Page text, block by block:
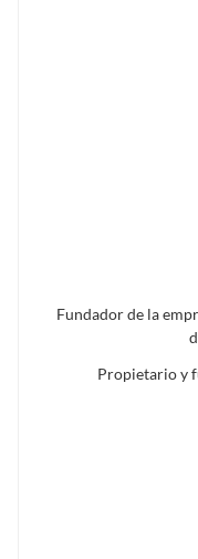
Fundador de la
Propietario y